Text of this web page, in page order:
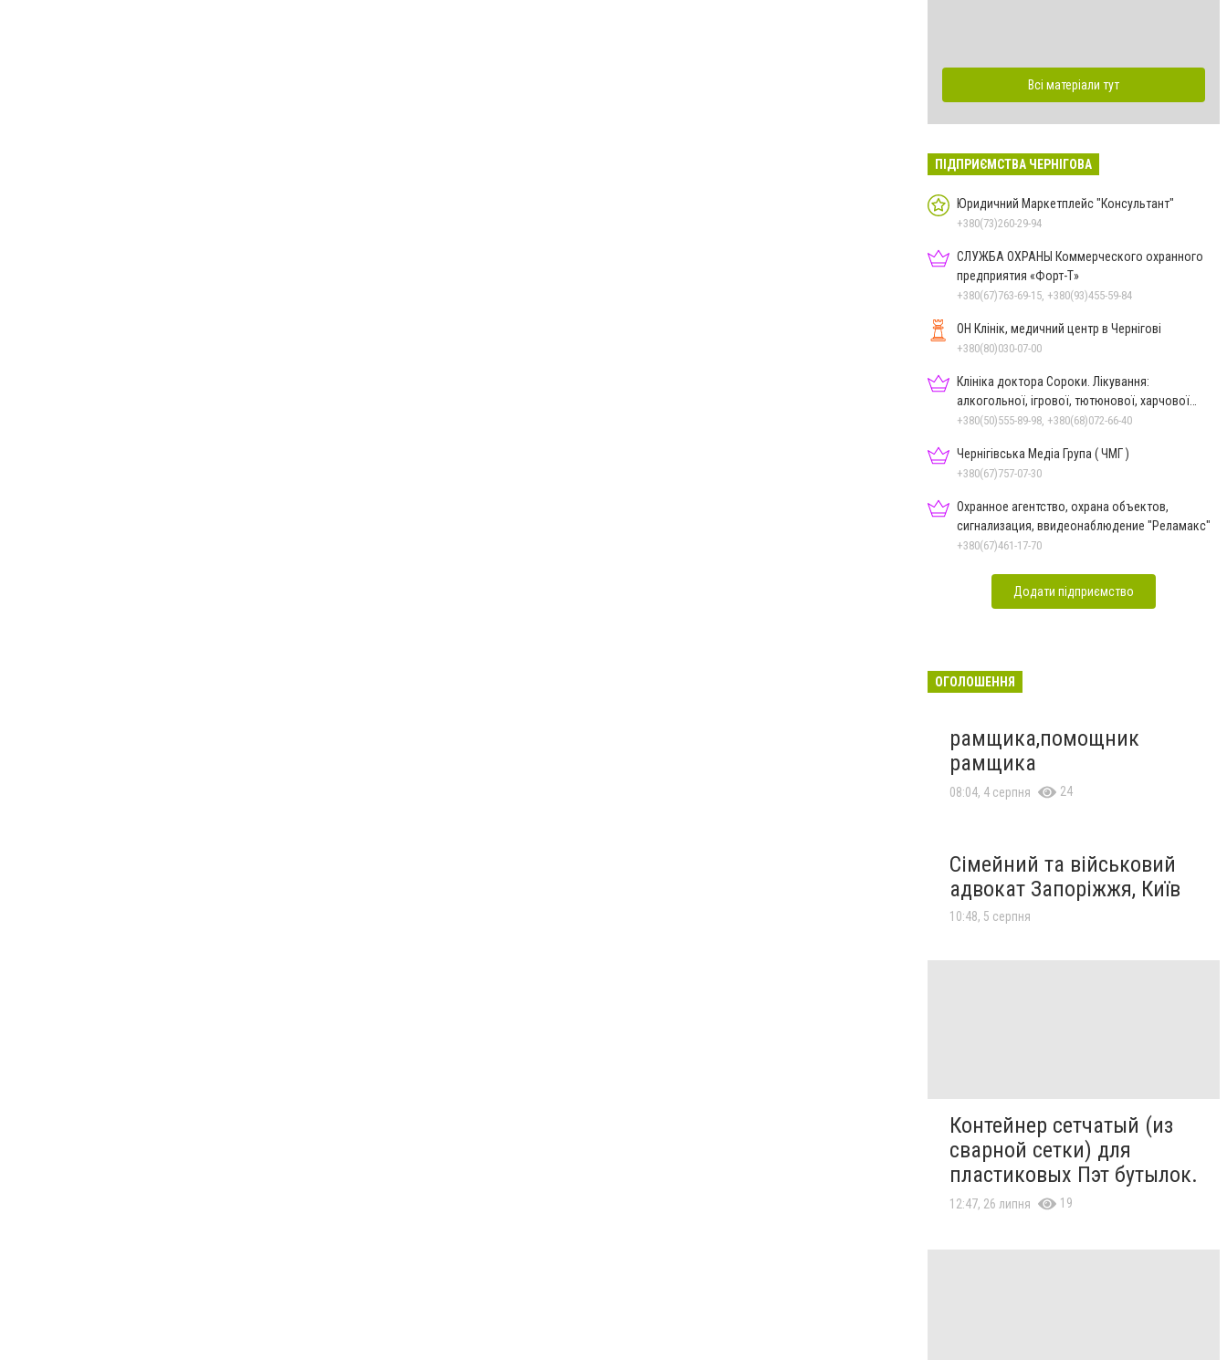
Всі матеріали тут
ПІДПРИЄМСТВА ЧЕРНІГОВА
Юридичний Маркетплейс "Консультант"
+380(73)260-29-94
СЛУЖБА ОХРАНЫ Коммерческого охранного
предприятия «Форт-Т»
+380(67)763-69-15, +380(93)455-59-84
ОН Клінік, медичний центр в Чернігові
+380(80)030-07-00
Клініка доктора Сороки. Лікування:
алкогольної, ігрової, тютюнової, харчової
залежностей, неврозів т
+380(50)555-89-98, +380(68)072-66-40
Чернігівська Медіа Група ( ЧМГ )
+380(67)757-07-30
Охранное агентство, охрана объектов,
сигнализация, ввидеонаблюдение "Реламакс"
+380(67)461-17-70
Додати підприємство
ОГОЛОШЕННЯ
рамщика,помощник
рамщика
08:04, 4 серпня 24
Сімейний та військовий
адвокат Запоріжжя, Київ
10:48, 5 серпня
Контейнер сетчатый (из
сварной сетки) для
пластиковых Пэт бутылок.
12:47, 26 липня 19